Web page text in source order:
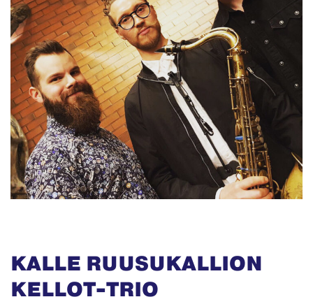
KALLE RUUSUKALLION
KELLOT-TRIO